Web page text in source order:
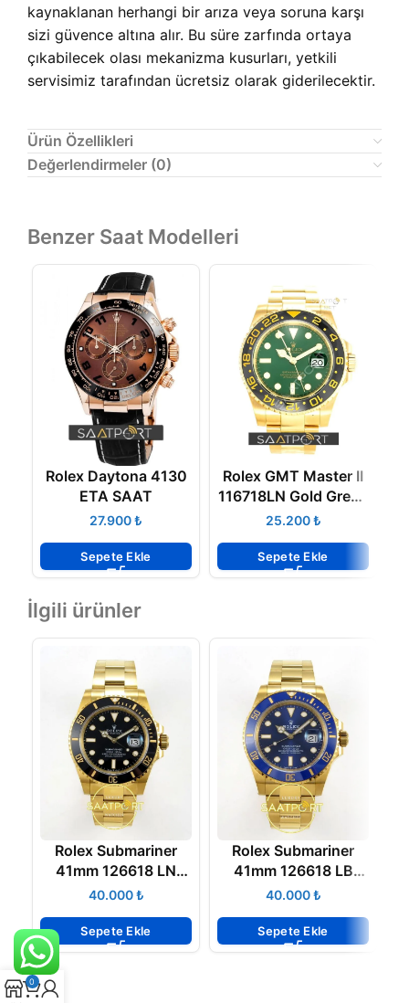
kaynaklanan herhangi bir arıza veya soruna karşı
sizi güvence altına alır. Bu süre zarfında ortaya
çıkabilecek olası mekanizma kusurları, yetkili
servisimiz tarafından ücretsiz olarak giderilecektir.
Ürün Özellikleri
Değerlendirmeler (0)
Benzer Saat Modelleri
Rolex Daytona 4130
ETA SAAT
₺
Sepete Ekle
Rolex GMT Master II
116718LN Gold Green
ETA 3186 ETA
₺
Sepete Ekle
İlgili ürünler
Rolex Submariner
41mm 126618 LN
Black Yellow Gold
₺
Sepete Ekle
Rolex Submariner
41mm 126618 LB
Blue Yellow Gold VSF
₺
Sepete Ekle
0